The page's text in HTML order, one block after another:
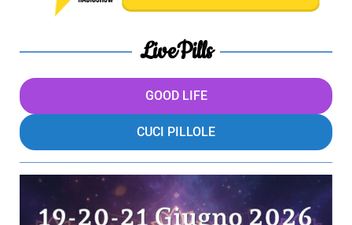
LivePills
GOOD LIFE
CUCI PILLOLE